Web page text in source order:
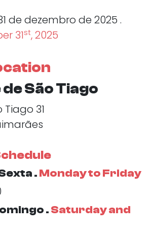
de dezembro de 2025 .
31st, 2025
São Tiago
31
. Monday to Friday
. Saturday and